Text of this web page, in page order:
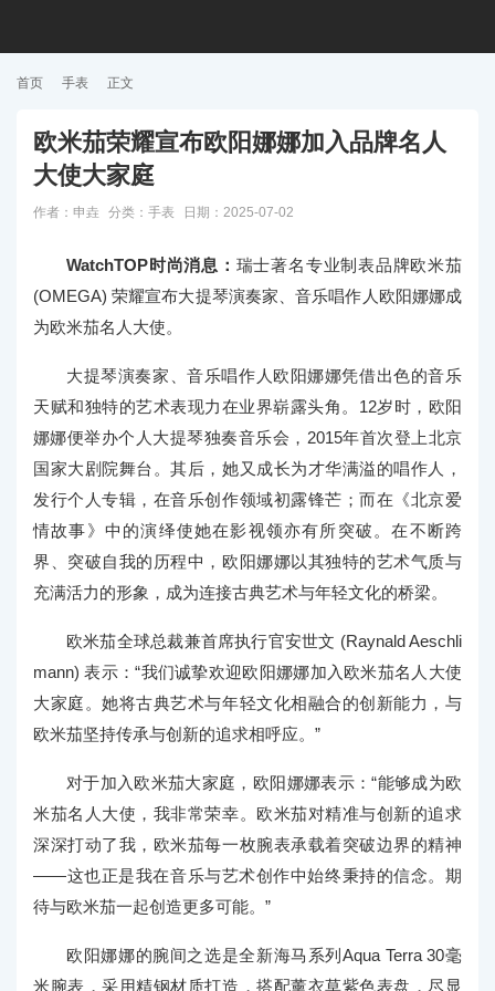
首页 手表 正文
欧米茄荣耀宣布欧阳娜娜加入品牌名人
大使大家庭
作者：申垚 分类： 手表 日期：2025-07-02
WatchTOP时尚消息： 瑞士著名专业制表品牌欧米茄
(OMEGA) 荣耀宣布大提琴演奏家、音乐唱作人欧阳娜娜成
为欧米茄名人大使。
大提琴演奏家、音乐唱作人欧阳娜娜凭借出色的音乐
天赋和独特的艺术表现力在业界崭露头角。12岁时，欧阳
娜娜便举办个人大提琴独奏音乐会，2015年首次登上北京
国家大剧院舞台。其后，她又成长为才华满溢的唱作人，
发行个人专辑，在音乐创作领域初露锋芒；而在《北京爱
情故事》中的演绎使她在影视领亦有所突破。在不断跨
界、突破自我的历程中，欧阳娜娜以其独特的艺术气质与
充满活力的形象，成为连接古典艺术与年轻文化的桥梁。
欧米茄全球总裁兼首席执行官安世文 (Raynald Aeschli
mann) 表示：“我们诚挚欢迎欧阳娜娜加入欧米茄名人大使
大家庭。她将古典艺术与年轻文化相融合的创新能力，与
欧米茄坚持传承与创新的追求相呼应。”
对于加入欧米茄大家庭，欧阳娜娜表示：“能够成为欧
米茄名人大使，我非常荣幸。欧米茄对精准与创新的追求
深深打动了我，欧米茄每一枚腕表承载着突破边界的精神
——这也正是我在音乐与艺术创作中始终秉持的信念。期
待与欧米茄一起创造更多可能。”
欧阳娜娜的腕间之选是全新海马系列Aqua Terra 30毫
米腕表，采用精钢材质打造，搭配薰衣草紫色表盘，尽显